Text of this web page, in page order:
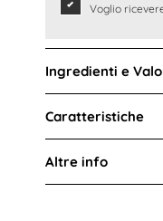
Voglio
Ingredienti e
Caratteristiche
Altre info